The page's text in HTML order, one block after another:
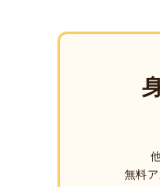
無料